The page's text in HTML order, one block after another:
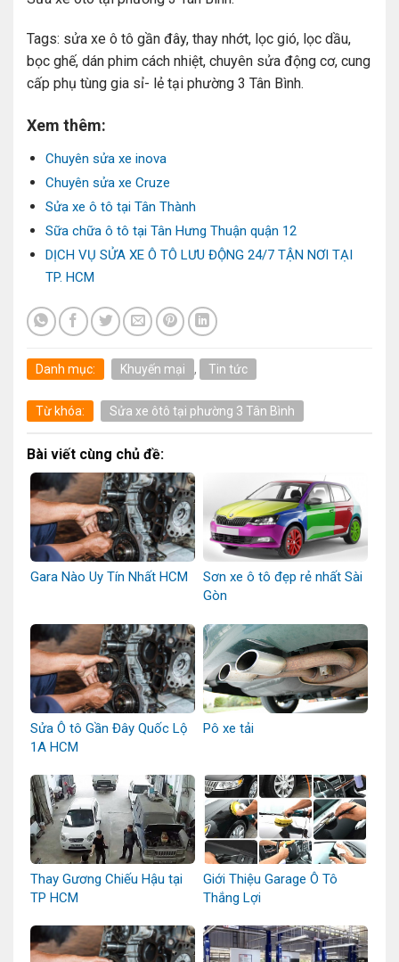
Tags: sửa xe ô tô gần đây, thay nhớt, lọc gió, lọc dầu,
bọc ghế, dán phim cách nhiệt, chuyên sửa động cơ, cung
cấp phụ tùng gia sỉ- lẻ tại phường 3 Tân Bình.
Xem thêm:
Chuyên sửa xe inova
Chuyên sửa xe Cruze
Sửa xe ô tô tại Tân Thành
Sữa chữa ô tô tại Tân Hưng Thuận quận 12
DỊCH VỤ SỬA XE Ô TÔ LƯU ĐỘNG 24/7 TẬN NƠI TẠI
TP. HCM
Danh mục: Khuyến mại , Tin tức
Từ khóa: Sửa xe ôtô tại phường 3 Tân Bình
Bài viết cùng chủ đề:
Gara Nào Uy Tín Nhất HCM
Sơn xe ô tô đẹp rẻ nhất Sài
Gòn
Sửa Ô tô Gần Đây Quốc Lộ
1A HCM
Pô xe tải
Thay Gương Chiếu Hậu tại
TP HCM
Giới Thiệu Garage Ô Tô
Thắng Lợi